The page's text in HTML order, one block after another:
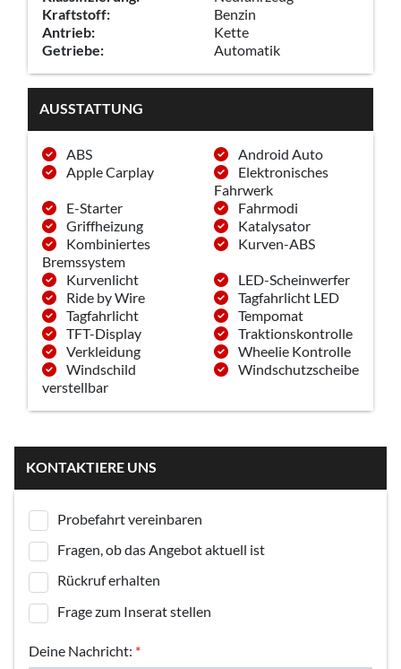
Kraftstoff:
Benzin
Antrieb:
Kette
Getriebe:
Automatik
AUSSTATTUNG
ABS
Android Auto
Apple Carplay
Elektronisches
Fahrwerk
E-Starter
Fahrmodi
Griffheizung
Katalysator
Kombiniertes
Bremssystem
Kurven-ABS
Kurvenlicht
LED-Scheinwerfer
Ride by Wire
Tagfahrlicht LED
Tagfahrlicht
Tempomat
TFT-Display
Traktionskontrolle
Verkleidung
Wheelie Kontrolle
Windschild
verstellbar
Windschutzscheibe
KONTAKTIERE UNS
Probefahrt vereinbaren
Fragen, ob das Angebot aktuell ist
Rückruf erhalten
Frage zum Inserat stellen
Deine Nachricht: *